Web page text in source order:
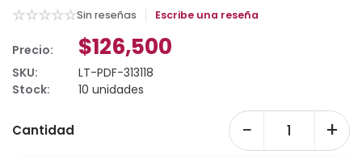
☆☆☆☆☆Sin reseñas Escribe una reseña
Precio: $126,500
SKU:
LT-PDF-313118
Stock:
10 unidades
Cantidad − +